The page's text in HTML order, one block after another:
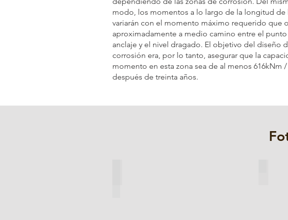
modo, los momentos a lo largo de la longitud de
variarán con el momento máximo requerido que
aproximadamente a medio camino entre el
anclaje y el nivel dragado. El objetivo del diseño
corrosión era, por lo tanto, asegurar que la
momento en esta zona sea de al menos 616kNm
después de treinta años.